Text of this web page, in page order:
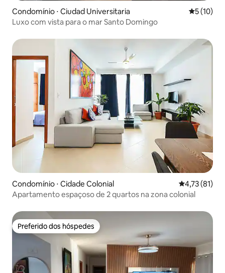
Condomínio ⋅ Ciudad Universitaria 5 de uma
5 (10)
Luxo com vista para o mar Santo Domingo
Condomínio ⋅ Cidade Colonial 4,73 de uma
4,73 (81)
Apartamento espaçoso de 2 quartos na zona colonial
Preferido dos hóspedes
Preferido dos hóspedes